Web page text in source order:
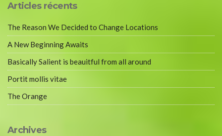
Articles récents
The Reason We Decided to Change Locations
A New Beginning Awaits
Basically Salient is beauitful from all around
Portit mollis vitae
The Orange
Archives